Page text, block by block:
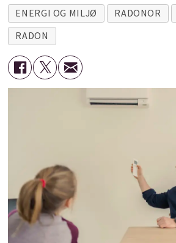
ENERGI OG MILJØ RADONOR
RADON